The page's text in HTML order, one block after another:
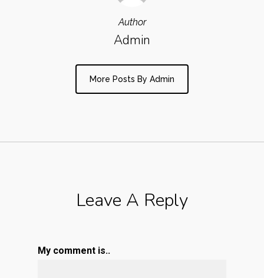
Author
Admin
More Posts By Admin
Leave A Reply
My comment is..